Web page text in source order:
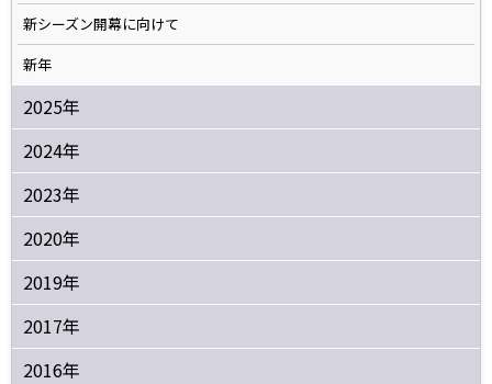
新シーズン開幕に向けて
新年
2025年
2024年
2023年
2020年
2019年
2017年
2016年